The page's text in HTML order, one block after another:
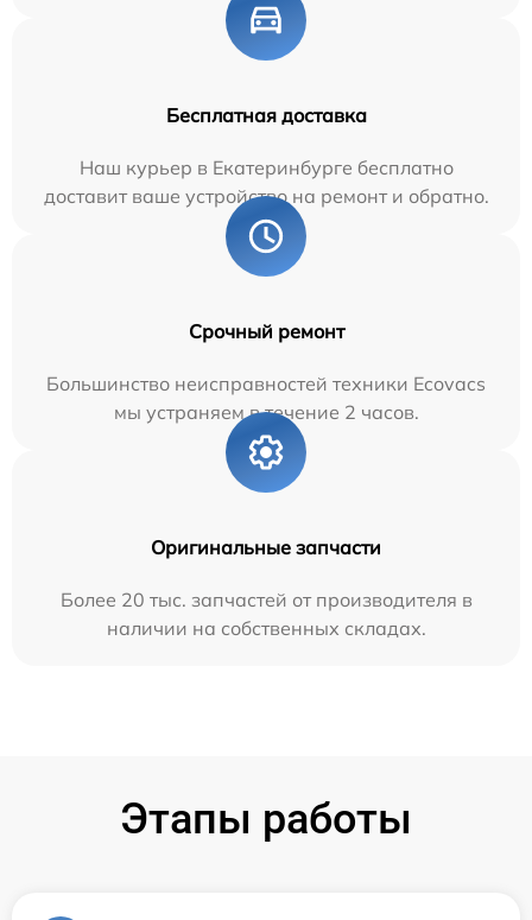
Бесплатная доставка
Наш курьер в Екатеринбурге бесплатно
доставит ваше устройство на ремонт и обратно.
Срочный ремонт
Большинство неисправностей техники Ecovacs
мы устраняем в течение 2 часов.
Оригинальные запчасти
Более 20 тыс. запчастей от производителя в
наличии на собственных складах.
Этапы работы